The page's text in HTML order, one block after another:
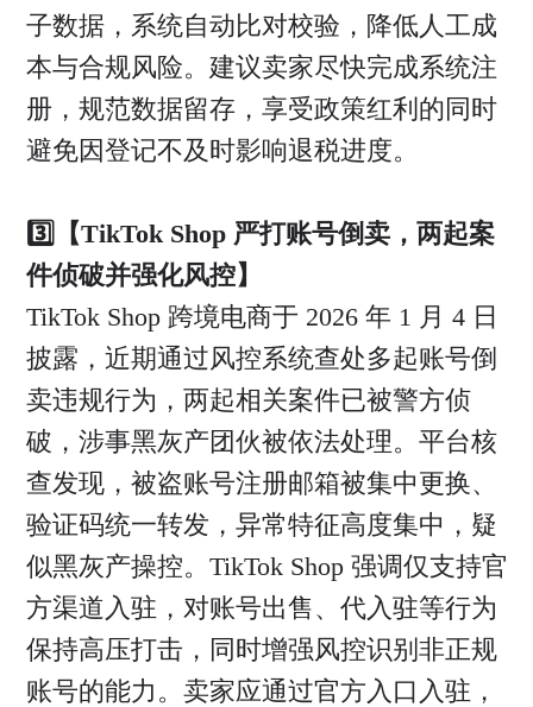
子数据，系统自动比对校验，降低人工成
本与合规风险。建议卖家尽快完成系统注
册，规范数据留存，享受政策红利的同时
避免因登记不及时影响退税进度。
3️⃣【TikTok Shop 严打账号倒卖，两起案
件侦破并强化风控】
TikTok Shop 跨境电商于 2026 年 1 月 4 日
披露，近期通过风控系统查处多起账号倒
卖违规行为，两起相关案件已被警方侦
破，涉事黑灰产团伙被依法处理。平台核
查发现，被盗账号注册邮箱被集中更换、
验证码统一转发，异常特征高度集中，疑
似黑灰产操控。TikTok Shop 强调仅支持官
方渠道入驻，对账号出售、代入驻等行为
保持高压打击，同时增强风控识别非正规
账号的能力。卖家应通过官方入口入驻，